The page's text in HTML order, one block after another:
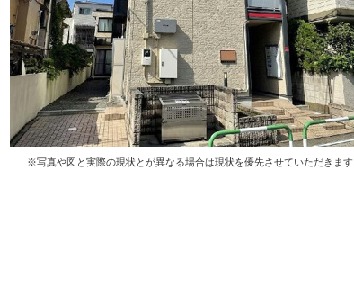
※写真や図と実際の現状とが異なる場合は現状を優先させていただきます